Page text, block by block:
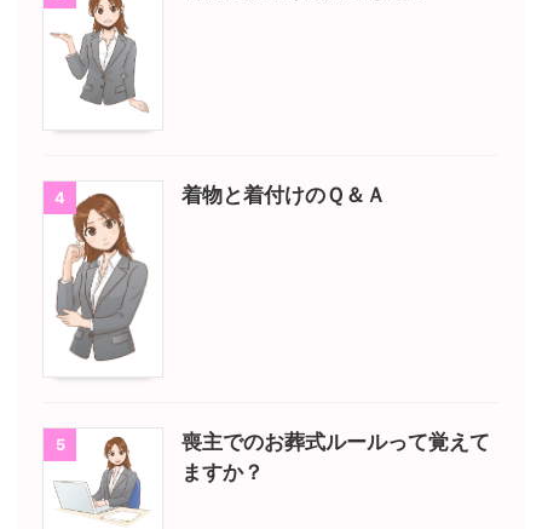
4 着物と着付けのＱ＆Ａ
5
喪主でのお葬式ルールって覚えて
ますか？